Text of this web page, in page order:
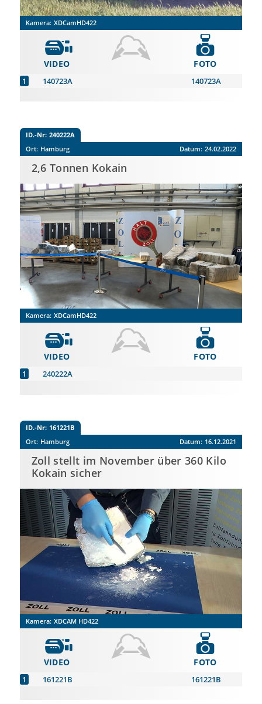
Kamera: XDCamHD422
VIDEO
140723A
FOTO
140723A
ID.-Nr: 240222A
Ort: Hamburg Datum: 24.02.2022
2,6 Tonnen Kokain
Kamera: XDCamHD422
VIDEO
240222A
FOTO
ID.-Nr: 161221B
Ort: Hamburg Datum: 16.12.2021
Zoll stellt im November über 360 Kilo
Kokain sicher
Kamera: XDCAM HD422
VIDEO
161221B
FOTO
161221B